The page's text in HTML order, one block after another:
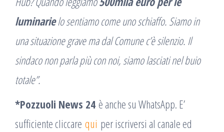
luminarielo sentiamo come uno schiaffo. Siamo in
una situazione grave ma dal Comune c’è silenzio. Il
sindaco non parla più con noi, siamo lasciati nel buio
totale”.
*Pozzuoli News 24 è anche su WhatsApp. E’
sufficiente cliccare qui per iscriversi al canale ed